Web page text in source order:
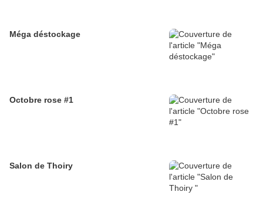
Méga déstockage
Octobre rose #1
Salon de Thoiry